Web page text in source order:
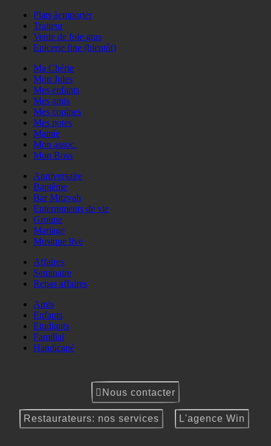
Plats àemporter
Traiteur
Vente de foie gras
Epicerie fine (bientôt)
Ma Chérie
Mon Jules
Mes enfants
Mes amis
Mes copines
Mes potes
Mamie
Mon assoc.
Mon Boss
Anniversaire
Baptême
Bar Mitzvah
Enterrements de vie
Groupe
Mariage
Musique live
Affaires
Seminaire
Repas affaires
Amis
Enfants
Etudiants
Familial
Handicapé
Nous contacter
Restaurateurs: nos services L'agence Win